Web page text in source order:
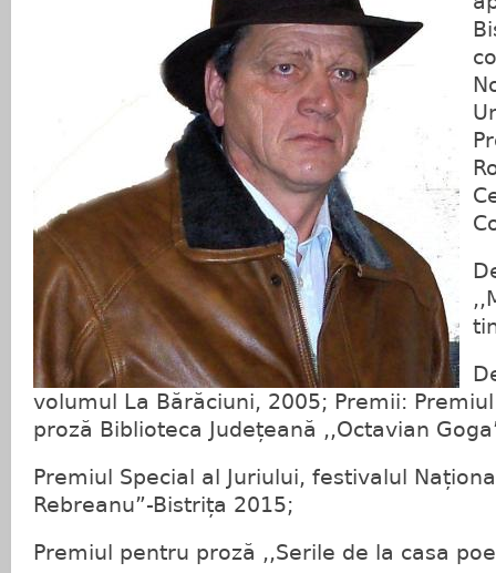
volumul La Bărăciuni, 2005; Premii:
proză Biblioteca Județeană ,,Octavian
Premiul Special al Juriului, festivalul
Rebreanu”-Bistrița 2015;
Premiul pentru proză ,,Serile de la casa